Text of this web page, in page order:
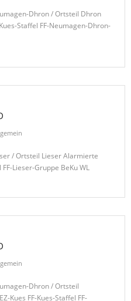
Dhron / Ortsteil Dhron
Staffel FF-Neumagen-Dhron-
/ Ortsteil Lieser Alarmierte
FF-Lieser-Gruppe BeKu WL
Dhron / Ortsteil
Kues FF-Kues-Staffel FF-